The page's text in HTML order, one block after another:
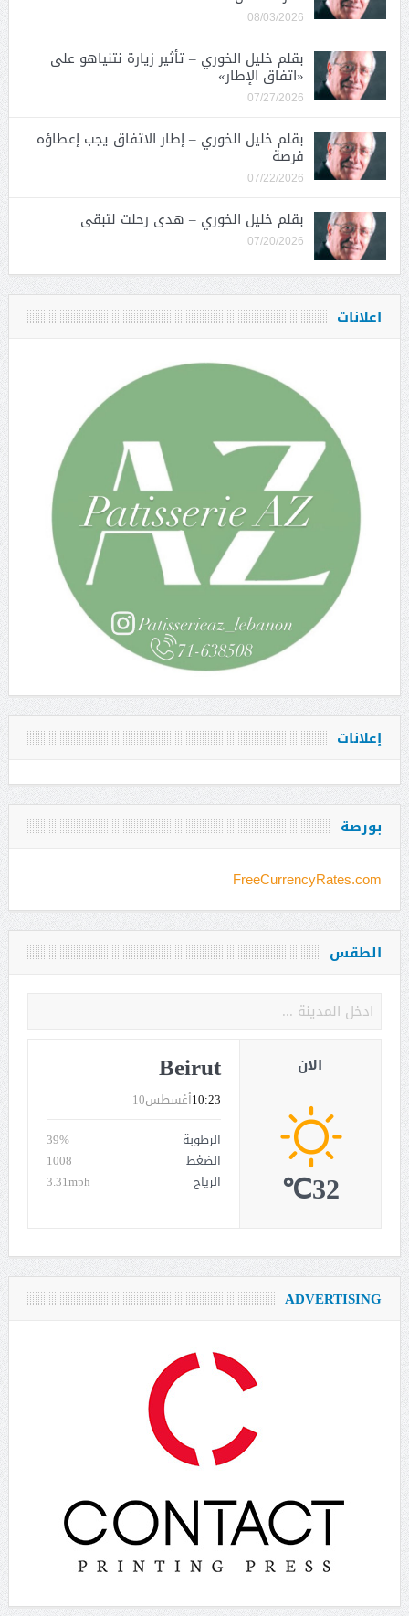
08/03/2026
بقلم خليل الخوري – تأثير زيارة نتنياهو على
«اتفاق الإطار»
07/27/2026
بقلم خليل الخوري – إطار الاتفاق يجب إعطاؤه
فرصة
07/22/2026
بقلم خليل الخوري – هدى رحلت لتبقى
07/20/2026
اعلانات
إعلانات
بورصة
FreeCurrencyRates.com
الطقس
Beirut
أغسطس1010:23
الرطوبة
39%
الضغط
1008
الرياح
3.31mph
الان
32℃
ADVERTISING